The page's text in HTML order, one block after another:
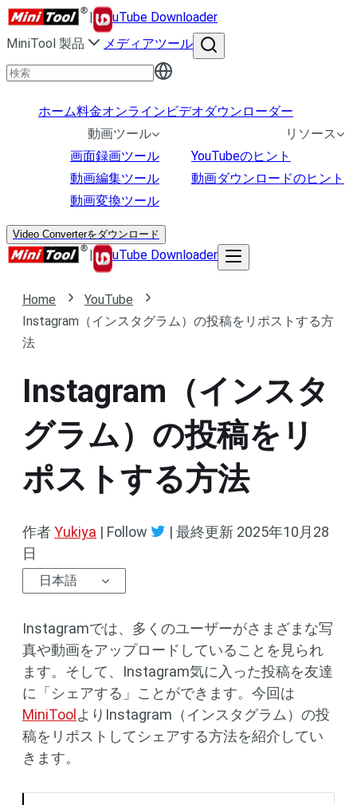
|
uTube Downloader
MiniTool 製品
メディアツール
ホーム料金オンラインビデオダウンローダー
動画ツール
画面録画ツール
動画編集ツール
動画変換ツール
リソース
YouTubeのヒント
動画ダウンロードのヒント
Video Converterをダウンロード
| uTube Downloader
Home
YouTube
Instagram（インスタグラム）の投稿をリポストする方
法
Instagram（インスタ
グラム）の投稿をリ
ポストする方法
作者Yukiya | Follow | 最終更新 2025年10月28
日
日本語
Instagramでは、多くのユーザーがさまざまな写
真や動画をアップロードしていることを見られ
ます。そして、Instagram気に入った投稿を友達
に「シェアする」ことができます。今回は
MiniTool よりInstagram（インスタグラム）の投
稿をリポストしてシェアする方法を紹介してい
きます。